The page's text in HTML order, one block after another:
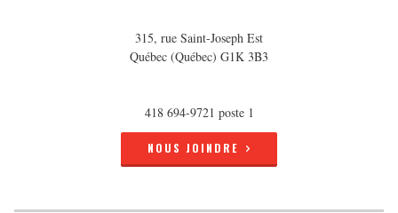
315, rue Saint-Joseph Est
Québec (Québec) G1K 3B3
418 694-9721 poste 1
NOUS JOINDRE